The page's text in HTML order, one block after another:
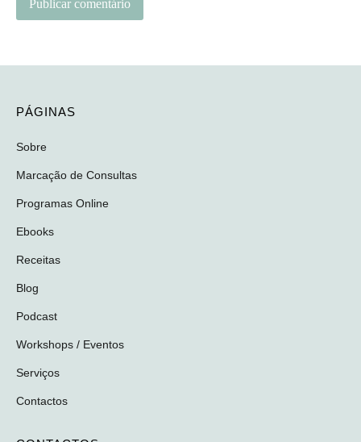
PÁGINAS
Sobre
Marcação de Consultas
Programas Online
Ebooks
Receitas
Blog
Podcast
Workshops / Eventos
Serviços
Contactos